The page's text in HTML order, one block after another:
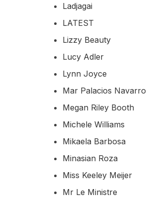
Ladjagai
LATEST
Lizzy Beauty
Lucy Adler
Lynn Joyce
Mar Palacios Navarro
Megan Riley Booth
Michele Williams
Mikaela Barbosa
Minasian Roza
Miss Keeley Meijer
Mr Le Ministre